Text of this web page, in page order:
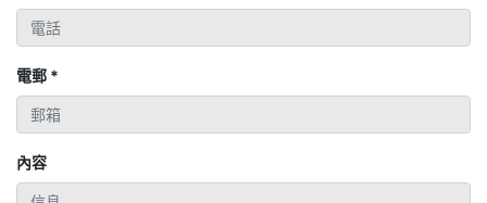
電郵 *
內容